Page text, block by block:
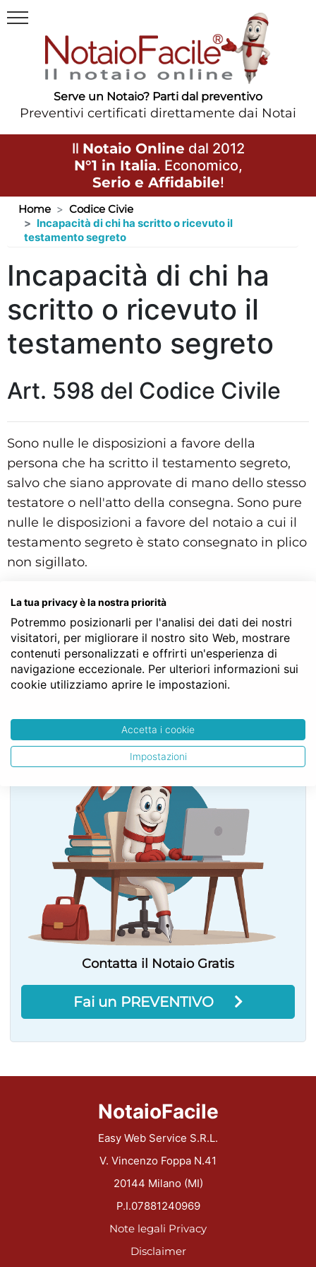
Serve un Notaio? Parti dal preventivo
Preventivi certificati direttamente dai Notai
Il Notaio Online dal 2012
N°1 in Italia. Economico,
Serio e Affidabile!
Home
Codice Civie
Incapacità di chi ha scritto o ricevuto il
testamento segreto
Incapacità di chi ha
scritto o ricevuto il
testamento segreto
Art. 598 del Codice Civile
Sono nulle le disposizioni a favore della
persona che ha scritto il testamento segreto,
salvo che siano approvate di mano dello stesso
testatore o nell'atto della consegna. Sono pure
nulle le disposizioni a favore del notaio a cui il
testamento segreto è stato consegnato in plico
non sigillato.
Codice Civile
LIBRO SECONDO - Delle successioni
TITOLO III - Delle successioni testamentarie
Capo III - Della capacità di ricevere per testamento
Art. 598
SERVE LA CONSULENZA DEL NOTAIO?
Contatta il Notaio Gratis
Fai un PREVENTIVO
NotaioFacile
Easy Web Service S.R.L.
V. Vincenzo Foppa N.41
20144 Milano (MI)
P.I.07881240969
Note legali Privacy
Disclaimer
La tua privacy è la nostra priorità
Potremmo posizionarli per l'analisi dei dati dei nostri
visitatori, per migliorare il nostro sito Web, mostrare
contenuti personalizzati e offrirti un'esperienza di
navigazione eccezionale. Per ulteriori informazioni sui
cookie utilizziamo aprire le impostazioni.
Accetta i cookie
Impostazioni